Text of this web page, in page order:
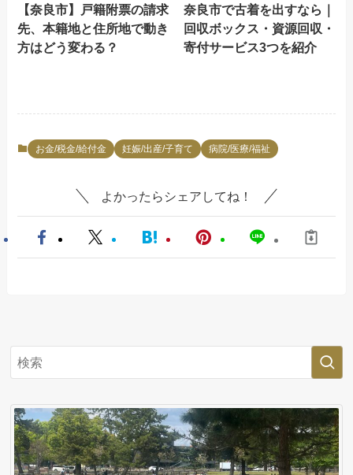
【奈良市】戸籍附票の請求
先、本籍地と住所地で動き
方はどう変わる？
奈良市で古着を出すなら｜
回収ボックス・資源回収・
寄付サービス3つを紹介
お金/税金/給付金 妊娠/出産/子育て 病院/医療/福祉
よかったらシェアしてね！